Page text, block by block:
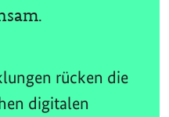
rücken die
digitalen